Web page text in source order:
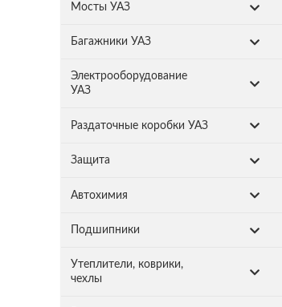
Мосты УАЗ
Багажники УАЗ
Электрооборудование
УАЗ
Раздаточные коробки УАЗ
Защита
Автохимия
Подшипники
Утеплители, коврики,
чехлы